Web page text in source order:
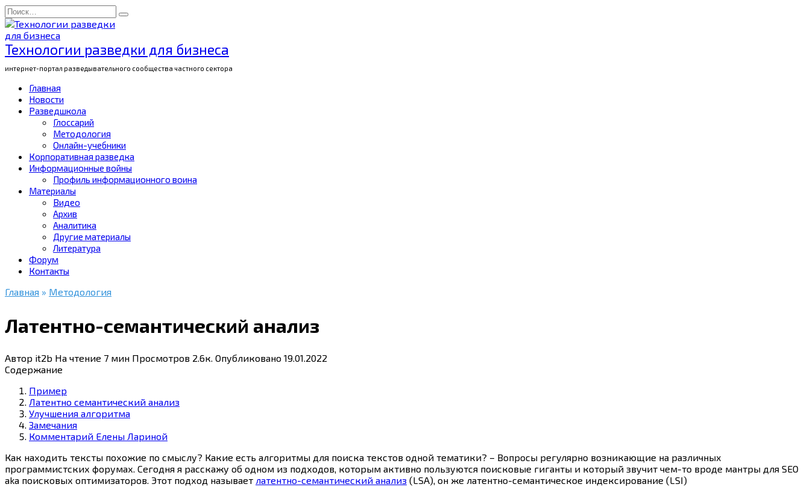
Перейти
к
содержанию
Search
for:
Технологии разведки для бизнеса
интернет-портал разведывательного сообщества частного сектора
Главная
Новости
Разведшкола
Глоссарий
Методология
Онлайн-учебники
Корпоративная разведка
Информационные войны
Профиль информационного воина
Материалы
Видео
Архив
Аналитика
Другие материалы
Литература
Форум
Контакты
Главная » Методология
Латентно-семантический анализ
Автор it2b На чтение 7 мин Просмотров 2.6к. Опубликовано 19.01.2022
Содержание
Пример
Латентно семантический анализ
Улучшения алгоритма
Замечания
Комментарий Елены Лариной
Как находить тексты похожие по смыслу? Какие есть алгоритмы для поиска текстов одной тематики? – Вопросы регулярно возникающие на различных
программистских форумах. Сегодня я расскажу об одном из подходов, которым активно пользуются поисковые гиганты и который звучит чем-то вроде мантры для SEO
aka поисковых оптимизаторов. Этот подход называет латентно-семантический анализ (LSA), он же латентно-семантическое индексирование (LSI)